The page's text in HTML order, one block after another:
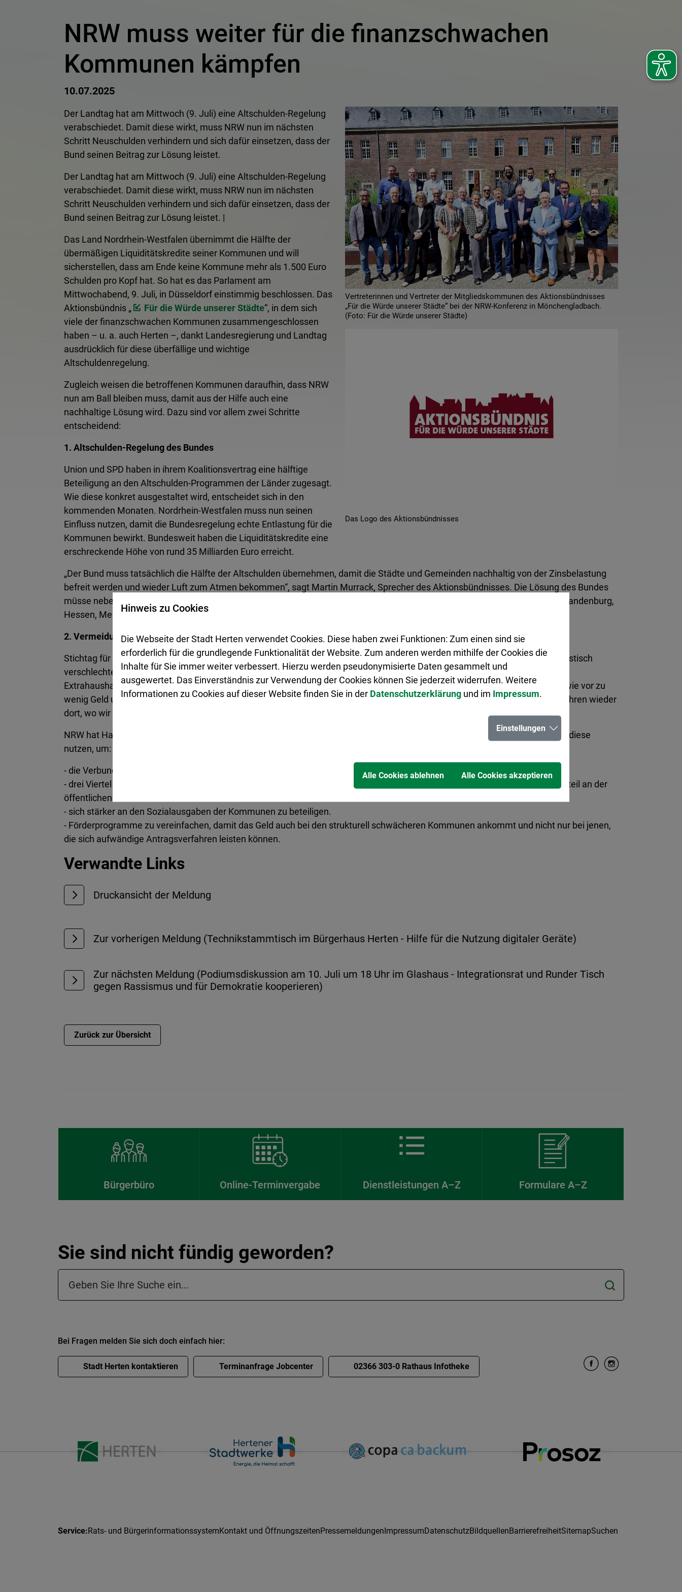
NRW muss weiter für die finanzschwachen
Kommunen kämpfen
10.07.2025
Vertreterinnen und Vertreter der Mitgliedskommunen des Aktionsbündnisses
„Für die Würde unserer Städte“ bei der NRW-Konferenz in Mönchengladbach.
(Foto: Für die Würde unserer Städte)
Das Logo des Aktionsbündnisses
Der Landtag hat am Mittwoch (9. Juli) eine Altschulden-Regelung
verabschiedet. Damit diese wirkt, muss NRW nun im nächsten
Schritt Neuschulden verhindern und sich dafür einsetzen, dass der
Bund seinen Beitrag zur Lösung leistet.
Der Landtag hat am Mittwoch (9. Juli) eine Altschulden-Regelung
verabschiedet. Damit diese wirkt, muss NRW nun im nächsten
Schritt Neuschulden verhindern und sich dafür einsetzen, dass der
Bund seinen Beitrag zur Lösung leistet. |
Das Land Nordrhein-Westfalen übernimmt die Hälfte der
übermäßigen Liquiditätskredite seiner Kommunen und will
sicherstellen, dass am Ende keine Kommune mehr als 1.500 Euro
Schulden pro Kopf hat. So hat es das Parlament am
Mittwochabend, 9. Juli, in Düsseldorf einstimmig beschlossen. Das
Aktionsbündnis „
Für die Würde unserer Städte“, in dem sich
viele der finanzschwachen Kommunen zusammengeschlossen
haben – u. a. auch Herten –, dankt Landesregierung und Landtag
ausdrücklich für diese überfällige und wichtige
Altschuldenregelung.
Zugleich weisen die betroffenen Kommunen daraufhin, dass NRW
nun am Ball bleiben muss, damit aus der Hilfe auch eine
nachhaltige Lösung wird. Dazu sind vor allem zwei Schritte
entscheidend:
1. Altschulden-Regelung des Bundes
Union und SPD haben in ihrem Koalitionsvertrag eine hälftige
Beteiligung an den Altschulden-Programmen der Länder zugesagt.
Wie diese konkret ausgestaltet wird, entscheidet sich in den
kommenden Monaten. Nordrhein-Westfalen muss nun seinen
Einfluss nutzen, damit die Bundesregelung echte Entlastung für die
Kommunen bewirkt. Bundesweit haben die Liquiditätskredite eine
erschreckende Höhe von rund 35 Milliarden Euro erreicht.
„Der Bund muss tatsächlich die Hälfte der Altschulden übernehmen, damit die Städte und Gemeinden nachhaltig von der Zinsbelastung
befreit werden und wieder Luft zum Atmen bekommen“, sagt Martin Murrack, Sprecher des Aktionsbündnisses. Die Lösung des Bundes
müsse neben NRW auch jene Länder berücksichtigen, die bereits mutig mit eigenen Programmen vorangegangen sind, wie Brandenburg,
Hessen, Mecklenburg-Vorpommern, Niedersachsen, Rheinland-Pfalz und das Saarland.
2. Vermeidung von Neuschulden
Stichtag für die NRW-Altschulden-Regelung ist der 31. Dezember 2023. Seitdem hat sich die Finanzlage in den Kommunen drastisch
verschlechtert. Die Sozialausgaben sind im vergangenen Jahr um mehr als zehn Prozent gestiegen, die Defizite in Kern- und
Extrahaushalten erreichen Rekordwerte. „Die Finanzverteilung ist strukturell unfair. Die Städte und Gemeinden erhalten nach wie vor zu
wenig Geld und drohen in eine Neuschuldenfalle zu geraten. Wenn das Land hier nicht gegensteuert, stehen wir in wenigen Jahren wieder
dort, wo wir heute stehen“, sagt Silke Ehrbar-Wulfen, Sprecherin des Aktionsbündnisses.
NRW hat Handlungsspielraum – nicht zuletzt durch die jüngst erweiterten Möglichkeiten zur Kreditaufnahme. Das Land sollte diese
nutzen, um:
- die Verbundquote (Anteil der Kommunen am Steueraufkommen) wieder auf das frühere Niveau von 28 Prozent anzuheben.
- drei Viertel des NRW-Anteils am „Sondervermögen Infrastruktur“ an die Kommunen weiterzugeben. Dies entspricht deren Anteil an der
öffentlichen Infrastruktur.
- sich stärker an den Sozialausgaben der Kommunen zu beteiligen.
- Förderprogramme zu vereinfachen, damit das Geld auch bei den strukturell schwächeren Kommunen ankommt und nicht nur bei jenen,
die sich aufwändige Antragsverfahren leisten können.
Verwandte Links
Druckansicht der Meldung
Zur vorherigen Meldung (Technikstammtisch im Bürgerhaus Herten - Hilfe für die Nutzung digitaler Geräte)
Zur nächsten Meldung (Podiumsdiskussion am 10. Juli um 18 Uhr im Glashaus - Integrationsrat und Runder Tisch
gegen Rassismus und für Demokratie kooperieren)
Zurück zur Übersicht
Bürgerbüro Online-Terminvergabe Dienstleistungen A–Z Formulare A–Z
Sie sind nicht fündig geworden?
Suchfeld in der Fußzeile
Bei Fragen melden Sie sich doch einfach hier:
Stadt Herten kontaktieren Terminanfrage Jobcenter 02366 303-0 Rathaus Infotheke
Rats- und BürgerinformationssystemKontakt und ÖffnungszeitenPressemeldungenImpressumDatenschutzBildquellenBarrierefreiheitSitemapSuchen
Hinweis zu Cookies
Die Webseite der Stadt Herten verwendet Cookies. Diese haben zwei Funktionen: Zum einen sind sie
erforderlich für die grundlegende Funktionalität der Website. Zum anderen werden mithilfe der Cookies die
Inhalte für Sie immer weiter verbessert. Hierzu werden pseudonymisierte Daten gesammelt und
ausgewertet. Das Einverständnis zur Verwendung der Cookies können Sie jederzeit widerrufen. Weitere
Informationen zu Cookies auf dieser Website finden Sie in der Datenschutzerklärung und im Impressum.
Einstellungen
Alle Cookies ablehnen Alle Cookies akzeptieren